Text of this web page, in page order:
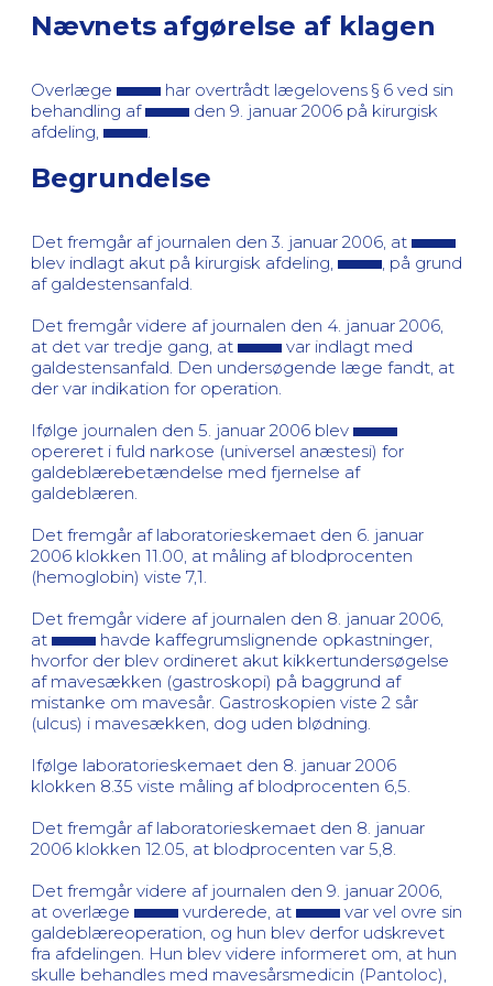
Nævnets afgørelse af klagen
Overlæge
har overtrådt lægelovens § 6 ved sin
behandling af
den 9. januar 2006 på kirurgisk
afdeling,
Begrundelse
Det fremgår af journalen den 3. januar 2006, at
blev indlagt akut på kirurgisk afdeling,
, på grund
af galdestensanfald.
Det fremgår videre af journalen den 4. januar 2006,
at det var tredje gang, at
var indlagt med
galdestensanfald. Den undersøgende læge fandt, at
der var indikation for operation.
Ifølge journalen den 5. januar 2006 blev
opereret i fuld narkose (universel anæstesi) for
galdeblærebetændelse med fjernelse af
galdeblæren.
Det fremgår af laboratorieskemaet den 6. januar
2006 klokken 11.00, at måling af blodprocenten
(hemoglobin) viste 7,1.
Det fremgår videre af journalen den 8. januar 2006,
at
havde kaffegrumslignende opkastninger,
hvorfor der blev ordineret akut kikkertundersøgelse
af mavesækken (gastroskopi) på baggrund af
mistanke om mavesår. Gastroskopien viste 2 sår
(ulcus) i mavesækken, dog uden blødning.
Ifølge laboratorieskemaet den 8. januar 2006
klokken 8.35 viste måling af blodprocenten 6,5.
Det fremgår af laboratorieskemaet den 8. januar
2006 klokken 12.05, at blodprocenten var 5,8.
Det fremgår videre af journalen den 9. januar 2006,
at overlæge
vurderede, at
var vel ovre sin
galdeblæreoperation, og hun blev derfor udskrevet
fra afdelingen. Hun blev videre informeret om, at hun
skulle behandles med mavesårsmedicin (Pantoloc),